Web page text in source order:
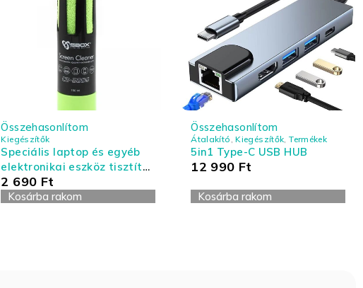
Kiegészítők
Speciális laptop és egyéb
elektronikai eszköz tisztító
készlet - nagy kiszerelés
Összehasonlítom
2 690 Ft
Kosárba rakom
Átalakító ,Kiegészítők,Termékek
5in1 Type-C USB HUB
Összehasonlítom
12 990 Ft
Kosárba rakom